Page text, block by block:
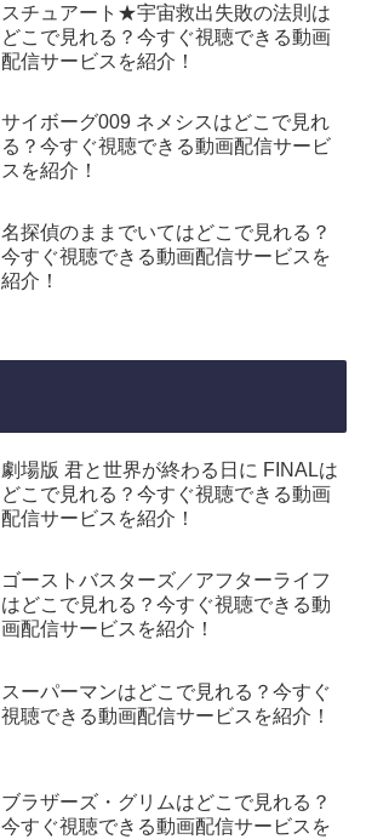
スチュアート★宇宙救出失敗の法則は
どこで見れる？今すぐ視聴できる動画
配信サービスを紹介！
サイボーグ009 ネメシスはどこで見れ
る？今すぐ視聴できる動画配信サービ
スを紹介！
名探偵のままでいてはどこで見れる？
今すぐ視聴できる動画配信サービスを
紹介！
劇場版 君と世界が終わる日に FINALは
どこで見れる？今すぐ視聴できる動画
配信サービスを紹介！
ゴーストバスターズ／アフターライフ
はどこで見れる？今すぐ視聴できる動
画配信サービスを紹介！
スーパーマンはどこで見れる？今すぐ
視聴できる動画配信サービスを紹介！
ブラザーズ・グリムはどこで見れる？
今すぐ視聴できる動画配信サービスを